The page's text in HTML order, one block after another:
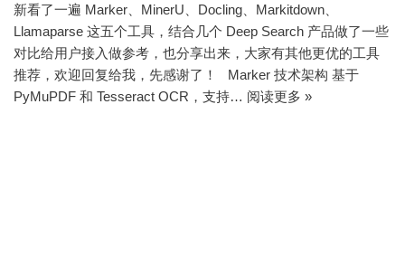
新看了一遍 Marker、MinerU、Docling、Markitdown、
Llamaparse 这五个工具，结合几个 Deep Search 产品做了一些
对比给用户接入做参考，也分享出来，大家有其他更优的工具
推荐，欢迎回复给我，先感谢了！ Marker 技术架构 基于
PyMuPDF 和 Tesseract OCR，支持… 阅读更多 »